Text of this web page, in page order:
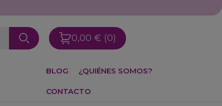
0,00 € (0)
BLOG ¿QUIÉNES SOMOS?
CONTACTO